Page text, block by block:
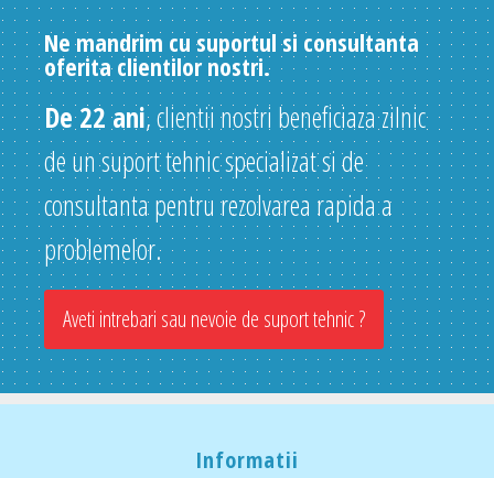
Ne mandrim cu suportul si consultanta
oferita clientilor nostri.
De 22 ani, clientii nostri beneficiaza zilnic
de un suport tehnic specializat si de
consultanta pentru rezolvarea rapida a
problemelor.
Aveti intrebari sau nevoie de suport tehnic ?
Informatii